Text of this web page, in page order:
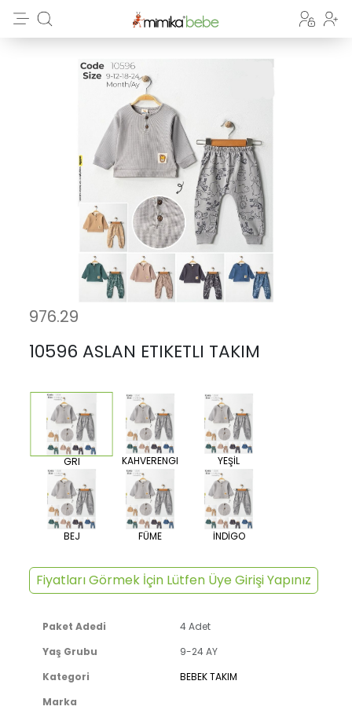
976.29
10596 ASLAN ETIKETLI TAKIM
GRI KAHVERENGI YEŞİL
BEJ FÜME İNDİGO
Fiyatları Görmek İçin Lütfen Üye Girişi Yapınız
Paket Adedi
4 Adet
Yaş Grubu
9-24 AY
Kategori
BEBEK TAKIM
Marka